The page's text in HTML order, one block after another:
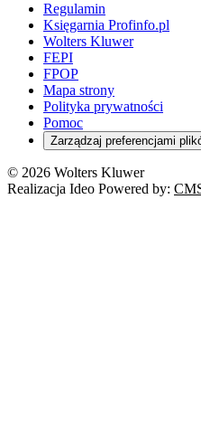
Regulamin
Księgarnia Profinfo.pl
Wolters Kluwer
FEPI
FPOP
Mapa strony
Polityka prywatności
Pomoc
Zarządzaj preferencjami
© 2026 Wolters Kluwer
Realizacja Ideo Powered by: